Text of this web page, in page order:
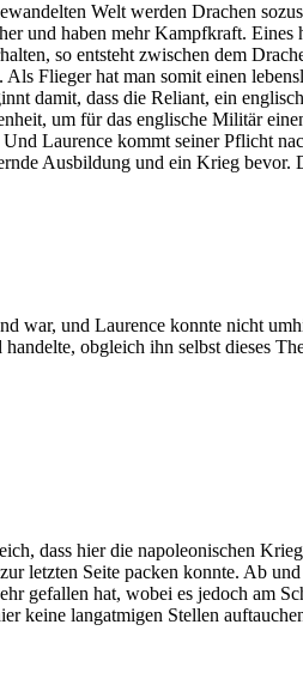
Welt werden Drachen
und haben mehr Kampfkraft. Eines
so entsteht zwischen dem
Flieger hat man somit einen
damit, dass die Reliant, ein
um für das englische Militär
Laurence kommt seiner Pflicht
Ausbildung und ein Krieg
war, und Laurence konnte nicht
obgleich ihn selbst dieses
dass hier die napoleonischen
letzten Seite packen konnte. Ab
gefallen hat, wobei es jedoch am
keine langatmigen Stellen